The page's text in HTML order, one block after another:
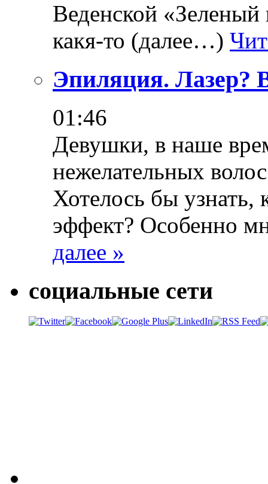
Веденской «Зеленый
какя-то (далее…)
Эпиляция. Лазер?
01:46
Девушки, в наше
нежелательных
Хотелось бы узнать,
эффект? Особенно
далее »
социальные сети